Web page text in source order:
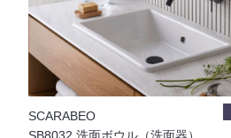
SCARABEO